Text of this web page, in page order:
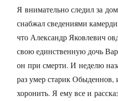
Я внимательно следил за
снабжал сведениями
что Александр Яковлевич
свою единственную дочь
он при смерти. И неделю
раз умер старик
хоронить. Я ему все и